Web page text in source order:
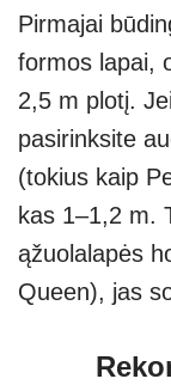
Pirmajai
formos lapai,
2,5 m plotį.
pasirinksite
(tokius kaip
kas 1–1,2 m.
ąžuolalapės
Queen), jas